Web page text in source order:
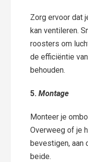
Zorg ervoor dat
kan ventileren.
roosters om
de efficiëntie
behouden.
5.Montage
Monteer je
Overweeg of je
bevestigen, aan
beide.